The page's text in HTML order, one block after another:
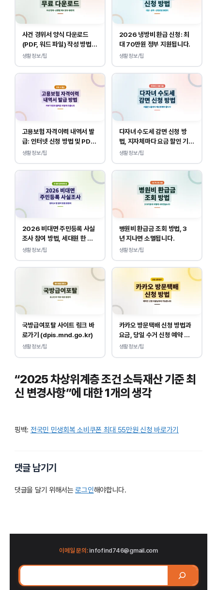
사건 경위서 양식 다운로드
(PDF, 워드 파일) 작성 방법
및 예시
생활정보/팁
2026 냉방비 환급 신청: 최
대 70만원 정부 지원됩니다.
생활정보/팁
고용보험 자격이력 내역서 발
급: 인터넷 신청 방법 및 PDF
양식 출력
생활정보/팁
다자녀 수도세 감면 신청 방
법, 지자체마다 요금 할인 기준
이 다릅니다.
생활정보/팁
2026 비대면 주민등록 사실
조사 참여 방법, 세대원 한 명
만 하면 됩니다.
생활정보/팁
병원비 환급금 조회 방법, 3
년 지나면 소멸됩니다.
생활정보/팁
국방급여포탈 사이트 링크 바
로가기 (dpis.mnd.go.kr)
생활정보/팁
카카오 방문택배 신청 방법과
요금, 당일 수거 신청 예약 안
내
생활정보/팁
“2025 차상위계층 조건 소득재산 기준 최
신 변경사항”에 대한 1개의 생각
핑백: 전국민 민생회복 소비쿠폰 최대 55만원 신청 바로가기
댓글 남기기
댓글을 달기 위해서는로그인해야합니다.
이메일 문의:infofind746@gmail.com
검